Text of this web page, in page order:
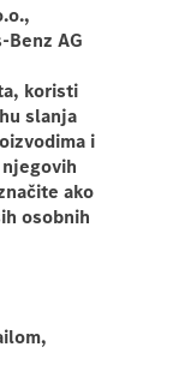
AG
koristi
slanja
i
ako
osobnih